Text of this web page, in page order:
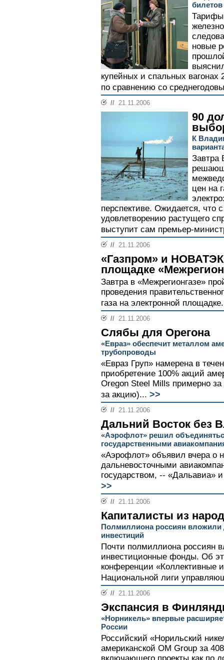
Тарифы
новые
купейных и спальных вагонах
по сравнению со
// 21.11.2006
90
К
Завтра
цен на
перспективе. Ожидается, что
удовлетворению растущего
выступит сам премьер-
// 21.11.2006
«Газпром» и НОВАТЭК
площадке
Завтра в «Межрегионгазе»
проведения
газа на электронной
// 21.11.2006
Слябы для Орегона
«Евраз» обеспечит металлом
трубопроводы
«Евраз Груп» намерена в
приобретение 100% акций
Oregon Steel Mills примерно
за акцию)... >>
// 21.11.2006
Дальний Восток без
«Аэрофлот» решил
государственными
«Аэрофлот» объявил вчера о
дальневосточными
государством, -- «Дальавиа»
>>
// 21.11.2006
Капиталисты из
Полмиллиона россиян вложили
инвестиций
Почти полмиллиона россиян
инвестиционные фонды. Об
конференции «Коллективные
Национальной лиги
// 21.11.2006
Экспансия в
«Норникель» впервые
России
Российский «Норильский
американской OM Group за